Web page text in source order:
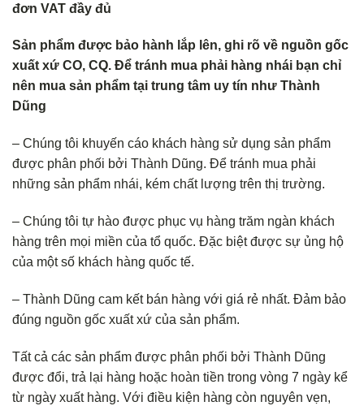
đơn VAT đầy đủ
Sản phẩm được bảo hành lắp lên, ghi rõ về nguồn gốc
xuất xứ CO, CQ. Để tránh mua phải hàng nhái bạn chỉ
nên mua sản phẩm tại trung tâm uy tín như Thành
Dũng
– Chúng tôi khuyến cáo khách hàng sử dụng sản phẩm
được phân phối bởi Thành Dũng. Để tránh mua phải
những sản phẩm nhái, kém chất lượng trên thị trường.
– Chúng tôi tự hào được phục vụ hàng trăm ngàn khách
hàng trên mọi miền của tổ quốc. Đặc biệt được sự ủng hộ
của một số khách hàng quốc tế.
– Thành Dũng cam kết bán hàng với giá rẻ nhất. Đảm bảo
đúng nguồn gốc xuất xứ của sản phẩm.
Tất cả các sản phẩm được phân phối bởi Thành Dũng
được đổi, trả lại hàng hoặc hoàn tiền trong vòng 7 ngày kể
từ ngày xuất hàng. Với điều kiện hàng còn nguyên vẹn,